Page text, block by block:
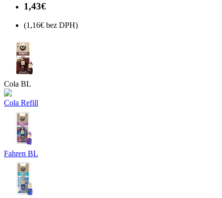
1,43€
(1,16€ bez DPH)
Cola BL
Cola Refill
Fahren BL